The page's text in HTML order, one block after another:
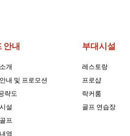
안내
개
내 및 프로모션
략도
설
프
역
부대시설
레스토랑
프로샵
락커룸
골프 연습장